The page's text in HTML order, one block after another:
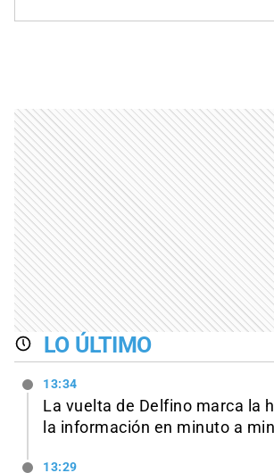
LO ÚLTIMO
13:34
La vuelta de Delfino marca la
la información en minuto a
13:29